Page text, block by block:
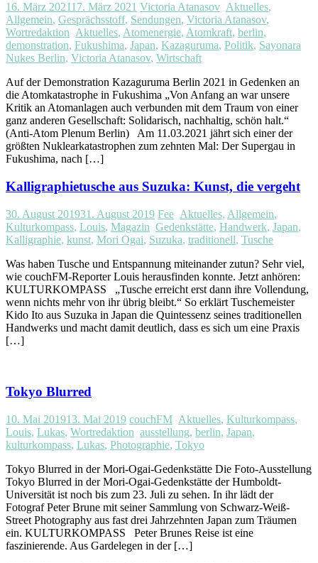
16. März 202117. März 2021 Victoria Atanasov Aktuelles,
Allgemein, Gesprächsstoff, Sendungen, Victoria Atanasov,
Wortredaktion Aktuelles, Atomenergie, Atomkraft, berlin,
demonstration, Fukushima, Japan, Kazaguruma, Politik, Sayonara
Nukes Berlin, Victoria Atanasov, Wirtschaft
Auf der Demonstration Kazaguruma Berlin 2021 in Gedenken an
die Atomkatastrophe in Fukushima „Von Anfang an war unsere
Kritik an Atomanlagen auch verbunden mit dem Traum von einer
ganz anderen Gesellschaft: Solidarisch, nachhaltig, schön halt.“
(Anti-Atom Plenum Berlin) Am 11.03.2021 jährt sich einer der
größten Nuklearkatastrophen zum zehnten Mal: Der Supergau in
Fukushima, nach […]
Kalligraphietusche aus Suzuka: Kunst, die vergeht
30. August 201931. August 2019 Fee Aktuelles, Allgemein,
Kulturkompass, Louis, Magazin Gedenkstätte, Handwerk, Japan,
Kalligraphie, kunst, Mori Ogai, Suzuka, traditionell, Tusche
Was haben Tusche und Entspannung miteinander zutun? Sehr viel,
wie couchFM-Reporter Louis herausfinden konnte. Jetzt anhören:
KULTURKOMPASS „Tusche erreicht erst dann ihre Vollendung,
wenn nichts mehr von ihr übrig bleibt.“ So erklärt Tuschemeister
Kido Ito aus Suzuka in Japan die Quintessenz seines traditionellen
Handwerks und macht damit deutlich, dass es sich um eine Praxis
[…]
Tokyo Blurred
10. Mai 201913. Mai 2019 couchFM Aktuelles, Kulturkompass,
Louis, Lukas, Wortredaktion ausstellung, berlin, Japan,
kulturkompass, Lukas, Photographie, Tokyo
Tokyo Blurred in der Mori-Ogai-Gedenkstätte Die Foto-Ausstellung
Tokyo Blurred in der Mori-Ogai-Gedenkstätte der Humboldt-
Universität ist noch bis zum 23. Juli zu sehen. In ihr lädt der
Fotograf Peter Brune mit seiner Sammlung von Schwarz-Weiß-
Street Photography aus fast drei Jahrzehnten Japan zum Träumen
ein. KULTURKOMPASS Peter Brunes Reise ist eine
faszinierende. Aus Gardelegen in der […]